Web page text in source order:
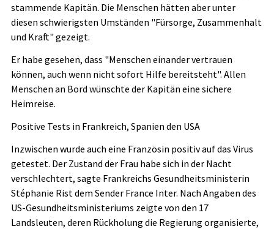
stammende Kapitän. Die Menschen hätten aber unter
diesen schwierigsten Umständen "Fürsorge, Zusammenhalt
und Kraft" gezeigt.
Er habe gesehen, dass "Menschen einander vertrauen
können, auch wenn nicht sofort Hilfe bereitsteht". Allen
Menschen an Bord wünschte der Kapitän eine sichere
Heimreise.
Positive Tests in Frankreich, Spanien den USA
Inzwischen wurde auch eine Französin positiv auf das Virus
getestet. Der Zustand der Frau habe sich in der Nacht
verschlechtert, sagte Frankreichs Gesundheitsministerin
Stéphanie Rist dem Sender France Inter. Nach Angaben des
US-Gesundheitsministeriums zeigte von den 17
Landsleuten, deren Rückholung die Regierung organisierte,